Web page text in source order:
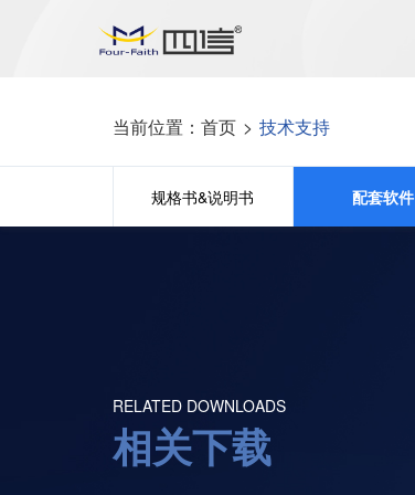
当前位置： 首页 > 技术支持
规格书&说明书 配套软件
RELATED DOWNLOADS
相关下载